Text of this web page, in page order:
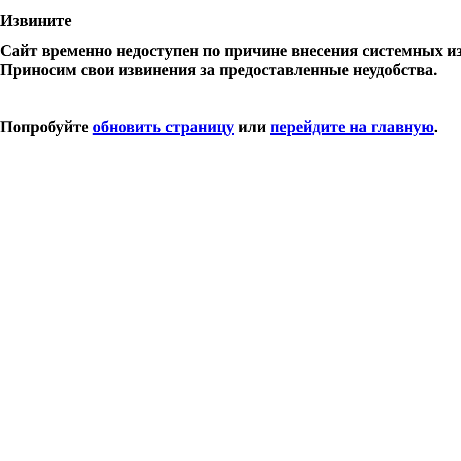
Извините
Сайт временно недоступен по причине внесения системных
Приносим свои извинения за предоставленные неудобства.
Попробуйте обновить страницу или перейдите на главную.